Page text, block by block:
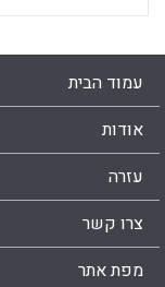
עמוד הבית
אודות
עזרה
צרו קשר
מפת אתר